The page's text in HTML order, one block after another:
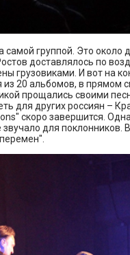
группой. Это около
доставлялось по
грузовиками. И вот на
20 альбомов, в прямом
прощались своими
для других россиян –
скоро завершится.
звучало для поклонников.